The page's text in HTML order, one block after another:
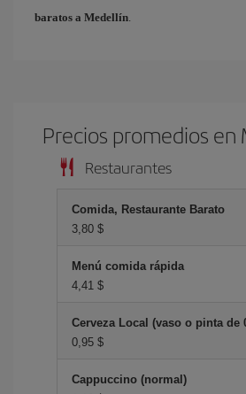
baratos a Medellín.
Precios promedios en
Restaurantes
Comida, Restaurante Barato
3,80 $
Menú comida rápida
4,41 $
Cerveza Local (vaso o pinta de
0,95 $
Cappuccino (normal)